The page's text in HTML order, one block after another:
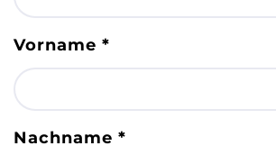
Vorname *
Nachname *